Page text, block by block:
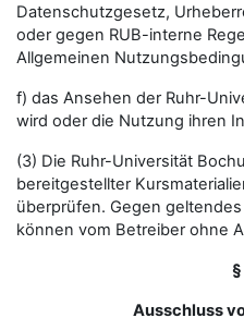
Datenschutzgesetz,
oder gegen RUB-interne
Allgemeinen
f) das Ansehen der Ruhr-
wird oder die Nutzung ihren
(3) Die Ruhr-Universität
bereitgestellter
überprüfen. Gegen
können vom Betreiber ohne
Ausschluss